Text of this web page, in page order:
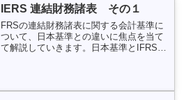
IERS 連結財務諸表 その１
FRSの連結財務諸表に関する会計基準に
ついて、日本基準との違いに焦点を当て
て解説していきます。日本基準とIFRSと
説と経済的単一体説...